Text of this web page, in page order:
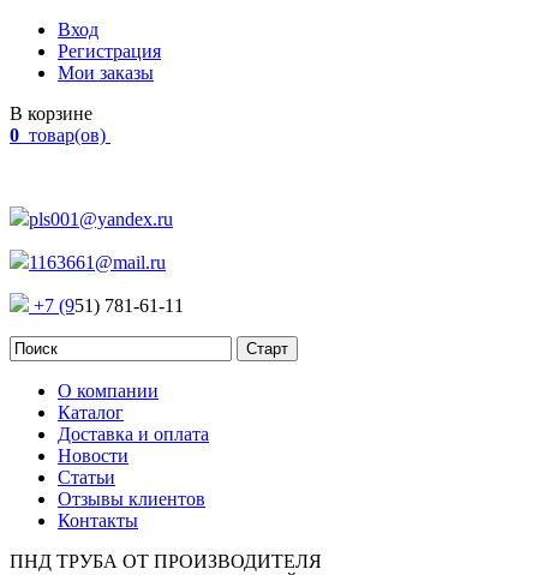
Вход
Регистрация
Мои заказы
В корзине
0 товар(ов)
pls001@yandex.ru
1163661@mail.ru
+7 (951) 781-61-11
О компании
Каталог
Доставка и оплата
Новости
Статьи
Отзывы клиентов
Контакты
ПНД ТРУБА ОТ ПРОИЗВОДИТЕЛЯ